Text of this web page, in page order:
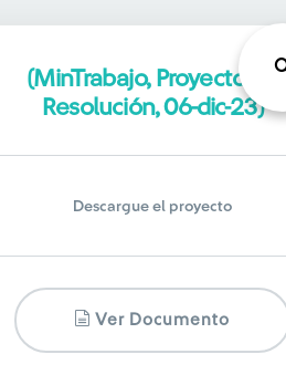
(MinTrabajo, Proyecto de
Resolución, 06-dic-23)
Descargue el proyecto
Ver Documento